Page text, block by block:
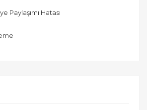
Paylaşımı Hatası